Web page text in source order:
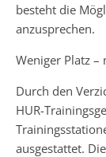
besteht die
anzusprechen.
Weniger Platz –
Durch den
HUR-
ausgestattet.